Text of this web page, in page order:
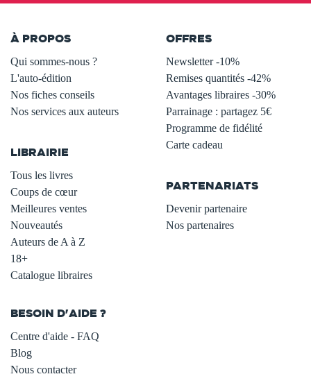
À PROPOS
Qui sommes-nous ?
L'auto-édition
Nos fiches conseils
Nos services aux auteurs
LIBRAIRIE
Tous les livres
Coups de cœur
Meilleures ventes
Nouveautés
Auteurs de A à Z
18+
Catalogue libraires
OFFRES
Newsletter -10%
Remises quantités -42%
Avantages libraires -30%
Parrainage : partagez 5€
Programme de fidélité
Carte cadeau
PARTENARIATS
Devenir partenaire
Nos partenaires
BESOIN D'AIDE ?
Centre d'aide - FAQ
Blog
Nous contacter